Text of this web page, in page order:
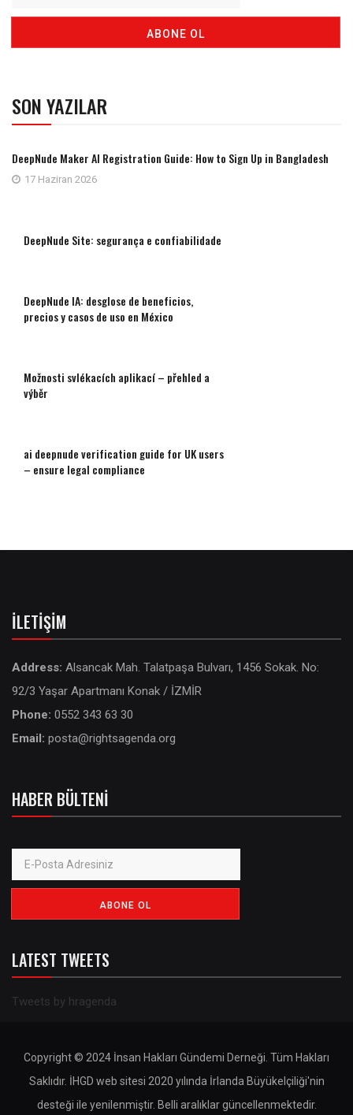
SON YAZILAR
DeepNude Maker AI Registration Guide: How to Sign Up in Bangladesh
17 Haziran 2026
DeepNude Site: segurança e confiabilidade
DeepNude IA: desglose de beneficios,
precios y casos de uso en México
Možnosti svlékacích aplikací – přehled a
výběr
ai deepnude verification guide for UK users
– ensure legal compliance
İLETIŞIM
Address: Alsancak Mah. Talatpaşa Bulvarı, 1456 Sokak. No:
92/3 Yaşar Apartmanı Konak / İZMİR
Phone: 0552 343 63 30
Email: posta@rightsagenda.org
HABER BÜLTENI
LATEST TWEETS
Tweets by hragenda
Copyright © 2024 İnsan Hakları Gündemi Derneği. Tüm Hakları
Saklıdır. İHGD web sitesi 2020 yılında İrlanda Büyükelçiliği'nin
desteği ile yenilenmiştir. Belli aralıklar güncellenmektedir.